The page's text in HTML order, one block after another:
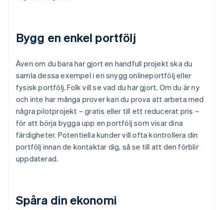
Bygg en enkel portfölj
Även om du bara har gjort en handfull projekt ska du
samla dessa exempel i en snygg onlineportfölj eller
fysisk portfölj. Folk vill se vad du har gjort. Om du är ny
och inte har många prover kan du prova att arbeta med
några pilotprojekt – gratis eller till ett reducerat pris –
för att börja bygga upp en portfölj som visar dina
färdigheter. Potentiella kunder vill ofta kontrollera din
portfölj innan de kontaktar dig, så se till att den förblir
uppdaterad.
Spåra din ekonomi